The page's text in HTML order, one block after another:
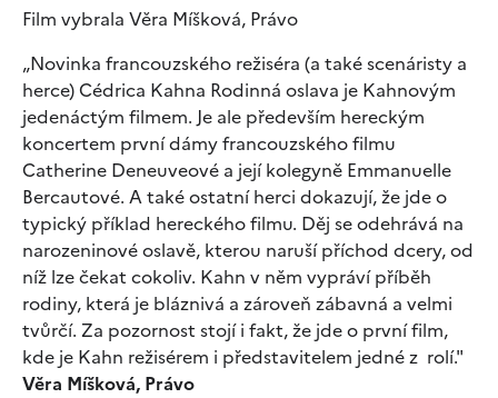
Film vybrala Věra Míšková, Právo
„Novinka francouzského režiséra (a také scenáristy a
herce) Cédrica Kahna Rodinná oslava je Kahnovým
jedenáctým filmem. Je ale především hereckým
koncertem první dámy francouzského filmu
Catherine Deneuveové a její kolegyně Emmanuelle
Bercautové. A také ostatní herci dokazují, že jde o
typický příklad hereckého filmu. Děj se odehrává na
narozeninové oslavě, kterou naruší příchod dcery, od
níž lze čekat cokoliv. Kahn v něm vypráví příběh
rodiny, která je bláznivá a zároveň zábavná a velmi
tvůrčí. Za pozornost stojí i fakt, že jde o první film,
kde je Kahn režisérem i představitelem jedné z rolí."
Věra Míšková, Právo